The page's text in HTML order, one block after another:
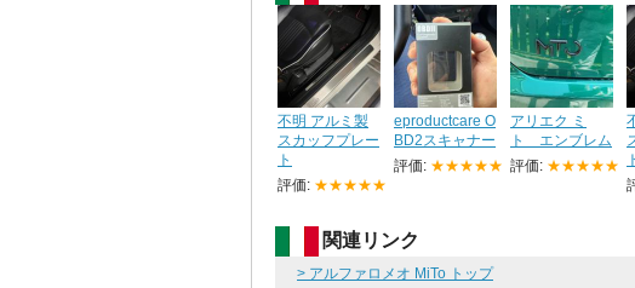
不明 アルミ製
スカッフプレー
ト
評価: ★★★★★
eproductcare O
BD2スキャナー
評価: ★★★★★
アリエク ミ
ト エンブレム
評価: ★★★★★
関連リンク
> アルファロメオ MiTo トップ